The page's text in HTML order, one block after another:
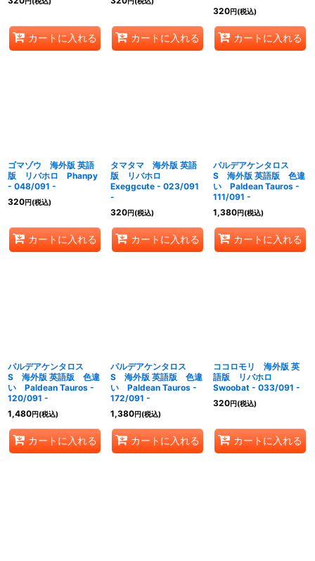
カートに入れる カートに入れる
320円(税込)
カートに入れる
ゴマゾウ 海外版 英語
版 リバホロ Phanpy
- 048/091 -
320円(税込)
カートに入れる
タマタマ 海外版 英語
版 リバホロ
Exeggcute - 023/091
-
320円(税込)
カートに入れる
パルデアケンタロス
S 海外版 英語版 色違
い Paldean Tauros -
111/091 -
1,380円(税込)
カートに入れる
パルデアケンタロス
S 海外版 英語版 色違
い Paldean Tauros -
120/091 -
1,480円(税込)
カートに入れる
パルデアケンタロス
S 海外版 英語版 色違
い Paldean Tauros -
172/091 -
1,380円(税込)
カートに入れる
ココロモリ 海外版 英
語版 リバホロ
Swoobat - 033/091 -
320円(税込)
カートに入れる